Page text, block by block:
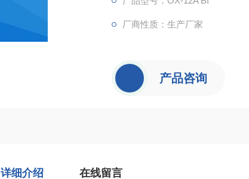
厂商性质：生产厂家
产品咨询
详细介绍 在线留言